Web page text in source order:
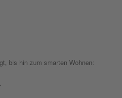
bis hin zum smarten Wohnen: